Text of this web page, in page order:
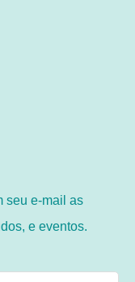
seu e-mail as
e eventos.